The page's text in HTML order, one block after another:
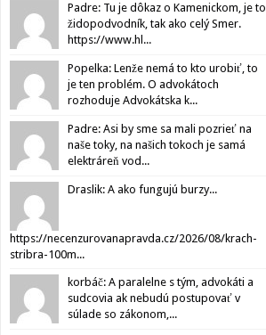
Padre: Tu je dôkaz o Kamenickom, je to
židopodvodník, tak ako celý Smer.
https://www.hl...
Popelka: Lenže nemá to kto urobiť, to
je ten problém. O advokátoch
rozhoduje Advokátska k...
Padre: Asi by sme sa mali pozrieť na
naše toky, na našich tokoch je samá
elektráreň vod...
Draslik: A ako fungujú burzy...
https://necenzurovanapravda.cz/2026/08/krach-
stribra-100m...
korbáč: A paralelne s tým, advokáti a
sudcovia ak nebudú postupovať v
súlade so zákonom,...